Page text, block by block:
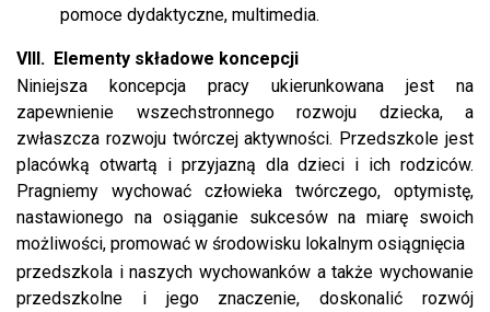
pomoce dydaktyczne, multimedia.
VIII. Elementy składowe koncepcji
Niniejsza koncepcja pracy ukierunkowana jest na
zapewnienie wszechstronnego rozwoju dziecka, a
zwłaszcza rozwoju twórczej aktywności. Przedszkole jest
placówką otwartą i przyjazną dla dzieci i ich rodziców.
Pragniemy wychować człowieka twórczego, optymistę,
nastawionego na osiąganie sukcesów na miarę swoich
możliwości, promować w środowisku lokalnym osiągnięcia
przedszkola i naszych wychowanków a także wychowanie
przedszkolne i jego znaczenie, doskonalić rozwój